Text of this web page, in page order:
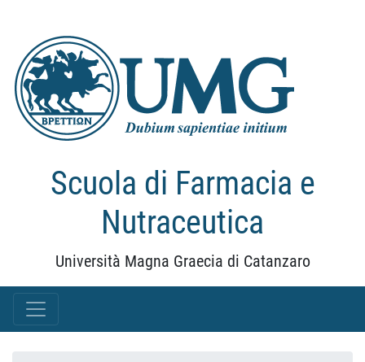
Scuola di Farmacia e
Nutraceutica
Università Magna Graecia di Catanzaro